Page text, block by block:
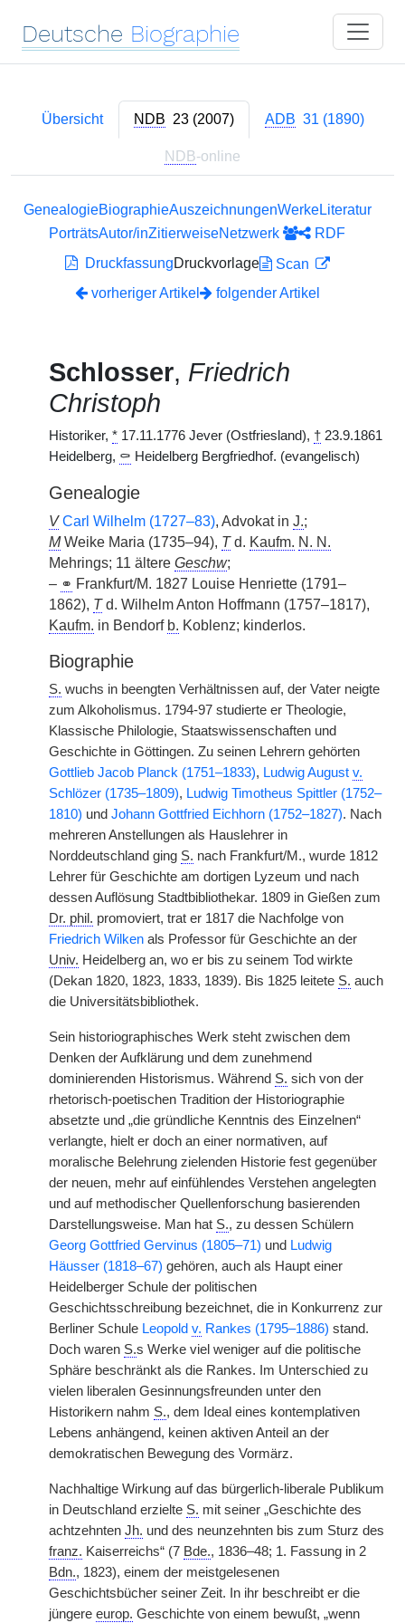
Deutsche Biographie
Übersicht NDB 23 (2007) ADB 31 (1890)
NDB-online
GenealogieBiographieAuszeichnungenWerkeLiteratur
PorträtsAutor/inZitierweiseNetzwerk
RDF
DruckfassungDruckvorlage
Scan
vorheriger Artikel
folgender Artikel
Schlosser, Friedrich
Christoph
Historiker, * 17.11.1776 Jever (Ostfriesland), † 23.9.1861
Heidelberg, ⚰ Heidelberg Bergfriedhof. (evangelisch)
Genealogie
V Carl Wilhelm (1727–83), Advokat in J.;
MWeike Maria (1735–94), Td. Kaufm. N. N.
Mehrings; 11 ältere Geschw;
– ⚭ Frankfurt/M. 1827 Louise Henriette (1791–
1862), Td. Wilhelm Anton Hoffmann (1757–1817),
Kaufm. in Bendorf b. Koblenz; kinderlos.
Biographie
S. wuchs in beengten Verhältnissen auf, der Vater neigte
zum Alkoholismus. 1794-97 studierte er Theologie,
Klassische Philologie, Staatswissenschaften und
Geschichte in Göttingen. Zu seinen Lehrern gehörten
Gottlieb Jacob Planck (1751–1833), Ludwig August v.
Schlözer (1735–1809), Ludwig Timotheus Spittler (1752–
1810) und Johann Gottfried Eichhorn (1752–1827). Nach
mehreren Anstellungen als Hauslehrer in
Norddeutschland ging S. nach Frankfurt/M., wurde 1812
Lehrer für Geschichte am dortigen Lyzeum und nach
dessen Auflösung Stadtbibliothekar. 1809 in Gießen zum
Dr. phil. promoviert, trat er 1817 die Nachfolge von
Friedrich Wilken als Professor für Geschichte an der
Univ. Heidelberg an, wo er bis zu seinem Tod wirkte
(Dekan 1820, 1823, 1833, 1839). Bis 1825 leitete S. auch
die Universitätsbibliothek.
Sein historiographisches Werk steht zwischen dem
Denken der Aufklärung und dem zunehmend
dominierenden Historismus. Während S. sich von der
rhetorisch-poetischen Tradition der Historiographie
absetzte und „die gründliche Kenntnis des Einzelnen“
verlangte, hielt er doch an einer normativen, auf
moralische Belehrung zielenden Historie fest gegenüber
der neuen, mehr auf einfühlendes Verstehen angelegten
und auf methodischer Quellenforschung basierenden
Darstellungsweise. Man hat S., zu dessen Schülern
Georg Gottfried Gervinus (1805–71) und Ludwig
Häusser (1818–67) gehören, auch als Haupt einer
Heidelberger Schule der politischen
Geschichtsschreibung bezeichnet, die in Konkurrenz zur
Berliner Schule Leopold v. Rankes (1795–1886) stand.
Doch waren S.s Werke viel weniger auf die politische
Sphäre beschränkt als die Rankes. Im Unterschied zu
vielen liberalen Gesinnungsfreunden unter den
Historikern nahm S., dem Ideal eines kontemplativen
Lebens anhängend, keinen aktiven Anteil an der
demokratischen Bewegung des Vormärz.
Nachhaltige Wirkung auf das bürgerlich-liberale Publikum
in Deutschland erzielte S. mit seiner „Geschichte des
achtzehnten Jh. und des neunzehnten bis zum Sturz des
franz. Kaiserreichs“ (7 Bde., 1836–48; 1. Fassung in 2
Bdn., 1823), einem der meistgelesenen
Geschichtsbücher seiner Zeit. In ihr beschreibt er die
jüngere europ. Geschichte von einem bewußt, „wenn